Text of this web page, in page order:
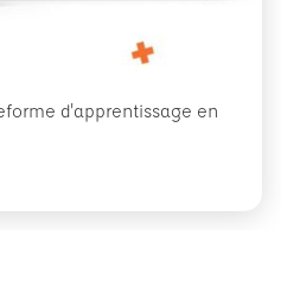
d'apprentissage en